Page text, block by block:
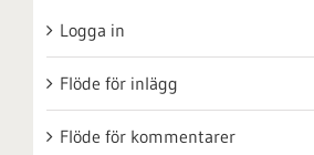
Logga in
Flöde för inlägg
Flöde för kommentarer